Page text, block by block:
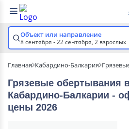
Объект или направление
8 сентября - 22 сентября, 2 взрослых
Главная Кабардино-Балкария
Грязевые обертывания
Кабардино-Балкарии -
цены 2026